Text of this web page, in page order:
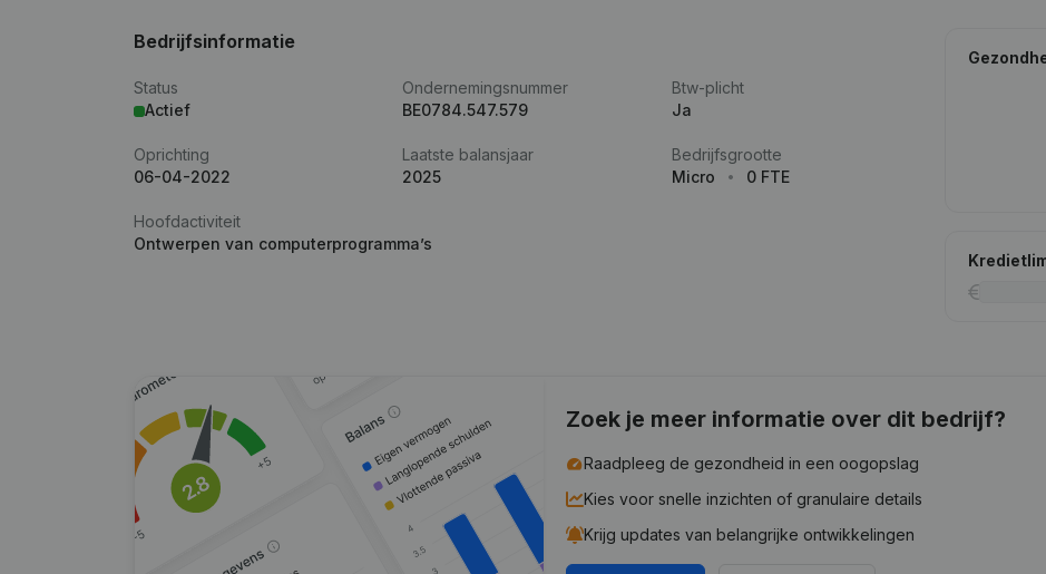
Bedrijfsinformatie
Status
Actief
Ondernemingsnummer
BE0784.547.579
Btw-plicht
Ja
Oprichting
06-04-2022
Laatste balansjaar
2025
Bedrijfsgrootte
Micro
0 FTE
Hoofdactiviteit
Ontwerpen van computerprogramma’s
Zoek je meer informatie over dit bedrijf?
Raadpleeg de gezondheid in een oogopslag
Kies voor snelle inzichten of granulaire details
Krijg updates van belangrijke ontwikkelingen